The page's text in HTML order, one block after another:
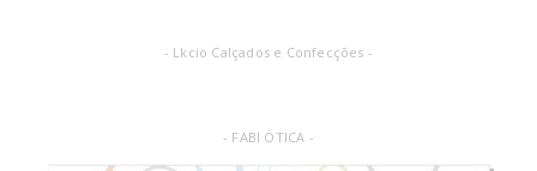
- Lkcio Calçados e Confecções -
- FABI ÓTICA -